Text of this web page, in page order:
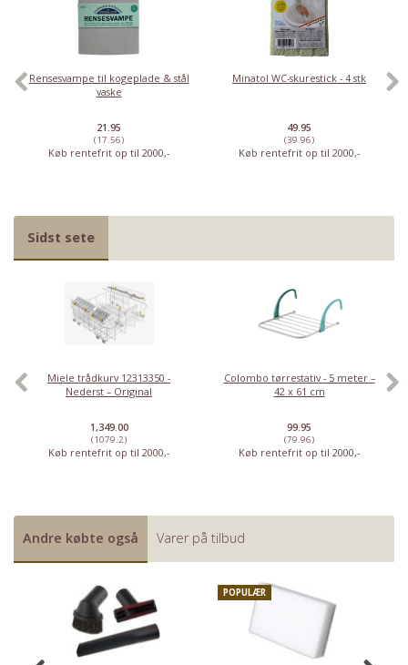
Rensesvampe til kogeplade & stål
vaske
21.95
(17.56)
Køb rentefrit op til 2000,-
Minatol WC-skurestick - 4 stk
49.95
(39.96)
Køb rentefrit op til 2000,-
Sidst sete
Miele trådkurv 12313350 -
Nederst – Original
1,349.00
(1079.2)
Køb rentefrit op til 2000,-
Colombo tørrestativ - 5 meter –
42 x 61 cm
99.95
(79.96)
Køb rentefrit op til 2000,-
Andre købte også Varer på tilbud
POPULÆR